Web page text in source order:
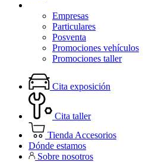
Empresas
Particulares
Posventa
Promociones vehículos
Promociones taller
Cita exposición
Cita taller
Tienda Accesorios
Dónde estamos
Sobre nosotros